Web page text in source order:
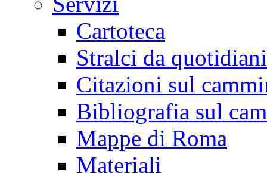
Cartoteca
Stralci da
Citazioni sul
Bibliografia sul
Mappe di Roma
Materiali